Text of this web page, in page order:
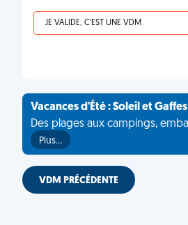
JE VALIDE, C'EST UNE VDM
Vacances d'Été : Soleil et Gaffes
Des plages aux campings,
Plus…
VDM PRÉCÉDENTE